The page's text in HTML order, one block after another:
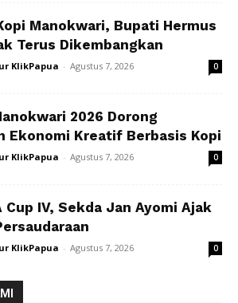
Manokwari, Bupati Hermus
Terus Dikembangkan
KlikPapua - Agustus 7, 2026 0
2026 Dorong
Ekonomi Kreatif Berbasis Kopi
KlikPapua - Agustus 7, 2026 0
Cup IV, Sekda Jan Ayomi Ajak
KlikPapua - Agustus 7, 2026 0